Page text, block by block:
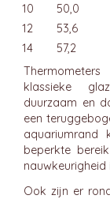
10
50,0
12
53,6
14
57,2
klassieke
duurzaam en
een
aquariumrand
beperkte
Ook zijn er